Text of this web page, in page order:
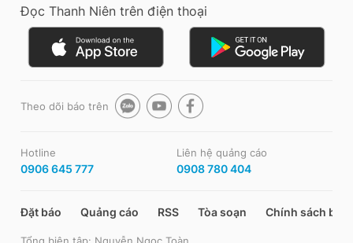
Đọc Thanh Niên trên điện thoại
Theo dõi báo trên
Hotline
0906 645 777
Liên hệ quảng cáo
0908 780 404
Đặt báo Quảng cáo RSS Tòa soạn Chính sách bảo